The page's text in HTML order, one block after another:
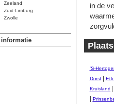
Zeeland
Zuid-Limburg
Zwolle
informatie
in de
'S-
Dorst|
Kruisland